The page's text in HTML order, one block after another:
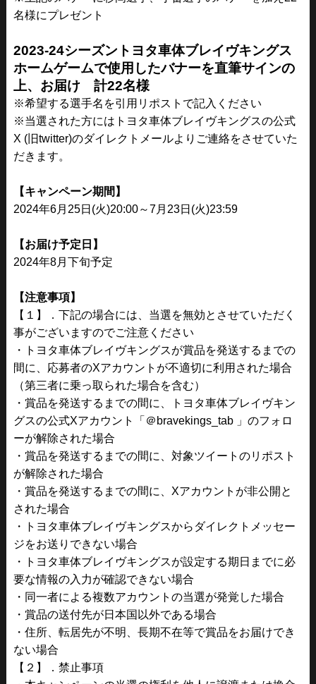
名様にプレゼント
2023-24シーズントヨタ車体ブレイヴキングス
ホームゲームで使用したバナーを直筆サインの
上、お届け 計22名様
※希望する選手名を引用リポストで記入ください
※当選された方にはトヨタ車体ブレイヴキングスの公式
X (旧twitter)のダイレクトメールよりご連絡をさせていた
だきます。
【キャンペーン期間】
2024年6月25日(火)20:00～7月23日(火)23:59
【お届け予定日】
2024年8月下旬予定
【注意事項】
【１】．下記の場合には、当選を無効とさせていただく
事がございますのでご注意ください
・トヨタ車体ブレイヴキングスが賞品を発送するまでの
間に、応募者のXアカウントが不適切に利用された場合
（第三者に乗っ取られた場合を含む）
・賞品を発送するまでの間に、トヨタ車体ブレイヴキン
グスの公式Xアカウント「 ＠bravekings_tab 」のフォロ
ーが解除された場合
・賞品を発送するまでの間に、対象ツイートのリポスト
が解除された場合
・賞品を発送するまでの間に、Xアカウントが非公開と
された場合
・トヨタ車体ブレイヴキングスからダイレクトメッセー
ジをお送りできない場合
・トヨタ車体ブレイヴキングスが設定する期日までに必
要な情報の入力が確認できない場合
・同一者による複数アカウントの当選が発覚した場合
・賞品の送付先が日本国以外である場合
・住所、転居先が不明、長期不在等で賞品をお届けでき
ない場合
【２】．禁止事項